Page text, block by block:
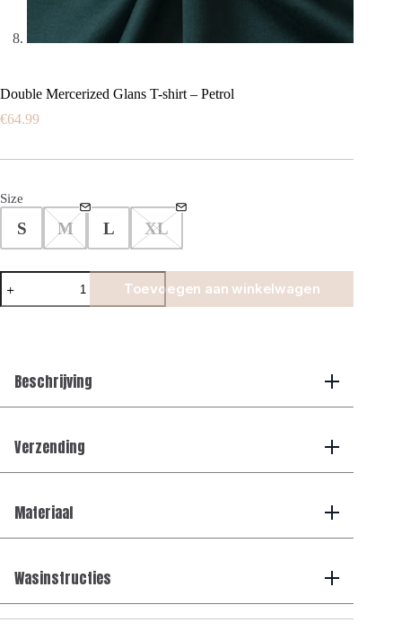
Double Mercerized Glans T-shirt – Petrol
€64.99
Size
S M L XL
Double
Mercerized
Glans
aantal
Toevoegen aan winkelwagen
Beschrijving
Verzending
Materiaal
Wasinstructies